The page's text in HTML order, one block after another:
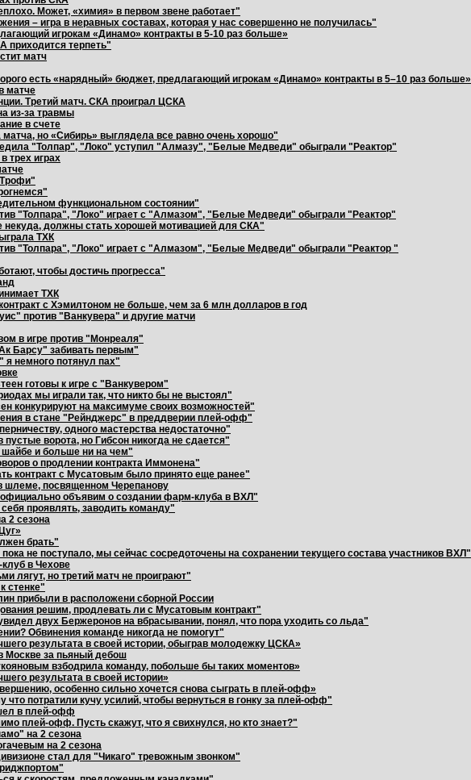
Может, «химия» в первом звене работает"
– игра в неравных составах, которая у нас совершенно не получилась"
игрокам «Динамо» контракты в 5-10 раз больше»
приходится терпеть"
матч
есть «нарядный» бюджет, предлагающий игрокам «Динамо» контракты в 5–10 раз больше»
матче
Третий матч. СКА проиграл ЦСКА
из-за травмы
в счете
но «Сибирь» выглядела все равно очень хорошо"
"Толпар", "Локо" уступил "Алмазу", "Белые Медведи" обыграли "Реактор"
трех играх
функциональном состоянии"
"Толпара", "Локо" играет с "Алмазом", "Белые Медведи" обыграли "Реактор"
некуда, должны стать хорошей мотивацией для СКА"
ТХК
"Толпара", "Локо" играет с "Алмазом", "Белые Медведи" обыграли "Реактор "
чтобы достичь прогресса"
ТХК
с Хэмилтоном не больше, чем за 6 млн долларов в год
против "Ванкувера" и другие матчи
в игре против "Монреаля"
Барсу" забивать первым"
я немного потянул пах"
готовы к игре с "Ванкувером"
мы играли так, что никто бы не выстоял"
конкурируют на максимуме своих возможностей"
в стане "Рейнджерс" в преддверии плей-офф"
одного мастерства недостаточно"
ворота, но Гибсон никогда не сдается"
и больше ни на чем"
о продлении контракта Иммонена"
контракт с Мусатовым было принято еще ранее"
шлеме, посвященном Черепанову
объявим о создании фарм-клуба в ВХЛ"
проявлять, заводить команду"
2 сезона
брать"
не поступало, мы сейчас сосредоточены на сохранении текущего состава участников ВХЛ"
в Чехове
лягут, но третий матч не проиграют"
стенке"
прибыли в расположени сборной России
решим, продлевать ли с Мусатовым контракт"
двух Бержеронов на вбрасывании, понял, что пора уходить со льда"
Обвинения команде никогда не помогут"
результата в своей истории, обыграв молодежку ЦСКА»
Москве за пьяный дебош
взбодрила команду, побольше бы таких моментов»
результата в своей истории»
особенно сильно хочется снова сыграть в плей-офф»
потратили кучу усилий, чтобы вернуться в гонку за плей-офф"
в плей-офф
плей-офф. Пусть скажут, что я свихнулся, но кто знает?"
на 2 сезона
на 2 сезона
стал для "Чикаго" тревожным звонком"